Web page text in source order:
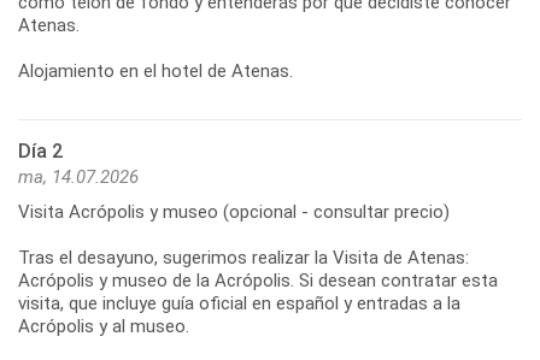
Atenas.
Alojamiento en el hotel de Atenas.
Día 2
ma, 14.07.2026
Visita Acrópolis y museo (opcional - consultar precio)
Tras el desayuno, sugerimos realizar la Visita de Atenas:
Acrópolis y museo de la Acrópolis. Si desean contratar esta
visita, que incluye guía oficial en español y entradas a la
Acrópolis y al museo.